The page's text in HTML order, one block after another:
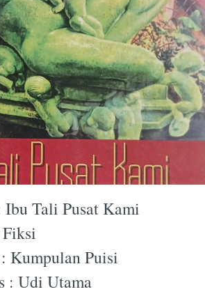
Ibu Tali Pusat Kami
Kumpulan Puisi
: Udi Utama